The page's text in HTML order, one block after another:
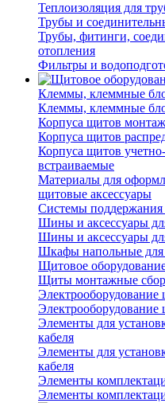
Теплоизоляция для
Трубы и
Трубы, фитинги,
отопления
Фильтры и
Клеммы, клеммные
Клеммы, клеммные
Корпуса щитов
Корпуса щитов
Корпуса щитов
встраиваемые
Материалы для
щитовые аксессуары
Системы
Шины и аксессуары
Шины и аксессуары
Шкафы напольные для
Щитовое
Щиты монтажные
Электрооборудование
Электрооборудование
Элементы для
кабеля
Элементы для
кабеля
Элементы
Элементы